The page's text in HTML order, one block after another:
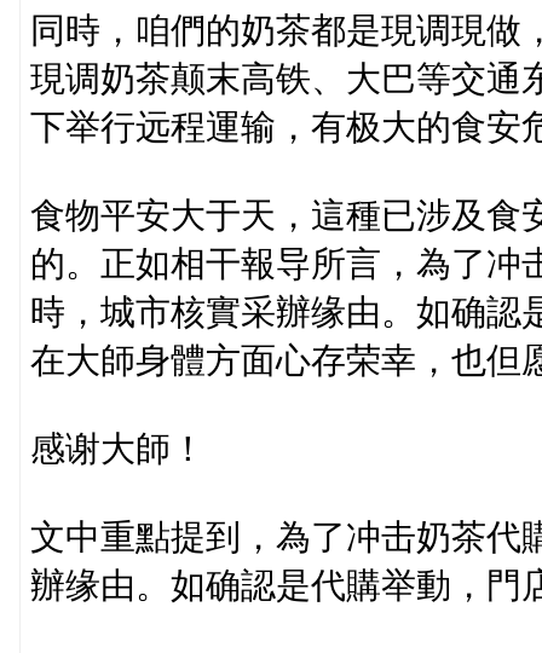
同時，咱們的奶茶都是現调現
現调奶茶颠末高铁、大巴等交通
下举行远程運输，有极大的食安
食物平安大于天，這種已涉及食
的。正如相干報导所言，為了冲
時，城市核實采辦缘由。如确認
在大師身體方面心存荣幸，也但
感谢大師！
文中重點提到，為了冲击奶茶代
辦缘由。如确認是代購举動，門